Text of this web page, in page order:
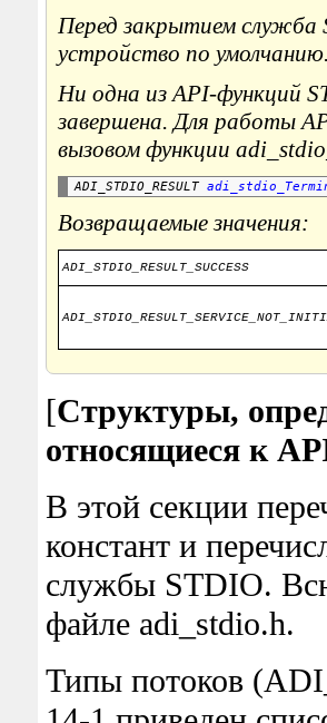
Перед закрытием служба
устройство по
Ни одна из API-функций
завершена. Для работы
вызовом функции
ADI_STDIO_RESULT
Возвращаемые значения:
ADI_STDIO_RESULT_SUCCESS
[Структуры,
относящиеся к
В этой секции
констант и
службы STDIO.
файле adi_stdio.h.
Типы потоков